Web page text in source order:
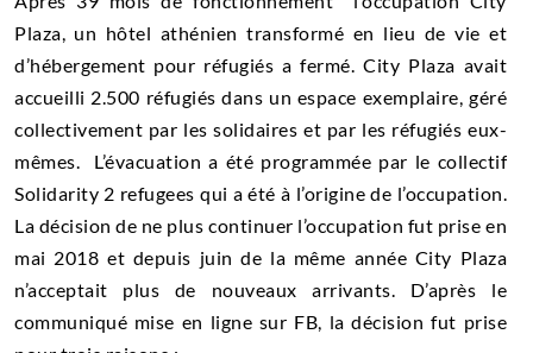
Plaza, un hôtel athénien transformé en lieu de vie et
d’hébergement pour réfugiés a fermé. City Plaza avait
accueilli 2.500 réfugiés dans un espace exemplaire, géré
collectivement par les solidaires et par les réfugiés eux-
mêmes. L’évacuation a été programmée par le collectif
Solidarity 2 refugees qui a été à l’origine de l’occupation.
La décision de ne plus continuer l’occupation fut prise en
mai 2018 et depuis juin de la même année City Plaza
n’acceptait plus de nouveaux arrivants. D’après le
communiqué mise en ligne sur FB, la décision fut prise